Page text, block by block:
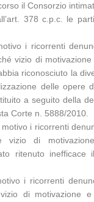
il Consorzio
378 c.p.c. le
i ricorrenti
vizio di
riconosciuto la
delle opere
a seguito della
Corte n. 5888/2010.
i ricorrenti
di
ritenuto inefficace
i ricorrenti
di motivazione